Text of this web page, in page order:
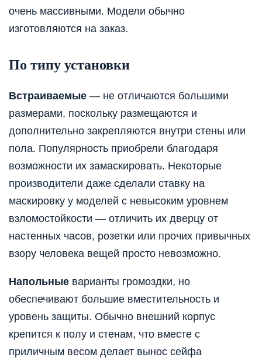
очень массивными. Модели обычно
изготовляются на заказ.
По типу установки
Встраиваемые — не отличаются большими
размерами, поскольку размещаются и
дополнительно закрепляются внутри стены или
пола. Популярность приобрели благодаря
возможности их замаскировать. Некоторые
производители даже сделали ставку на
маскировку у моделей с невысоким уровнем
взломостойкости — отличить их дверцу от
настенных часов, розетки или прочих привычных
взору человека вещей просто невозможно.
Напольные варианты громоздки, но
обеспечивают большие вместительность и
уровень защиты. Обычно внешний корпус
крепится к полу и стенам, что вместе с
приличным весом делает вынос сейфа